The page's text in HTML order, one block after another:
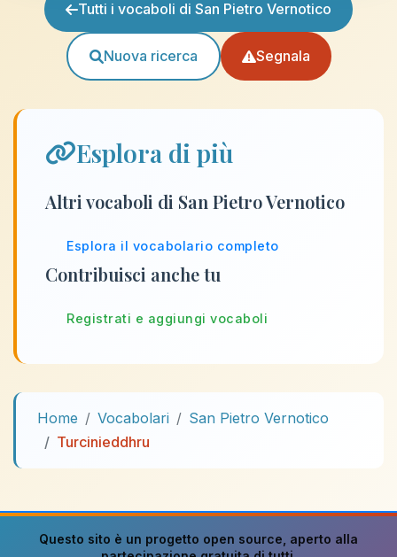
Tutti i vocaboli di San Pietro Vernotico
Nuova ricerca Segnala
Esplora di più
Altri vocaboli di San Pietro Vernotico
Esplora il vocabolario completo
Contribuisci anche tu
Registrati e aggiungi vocaboli
Home Vocabolari
San Pietro Vernotico
Turcinieddhru
Questo sito è un progetto open source , aperto alla